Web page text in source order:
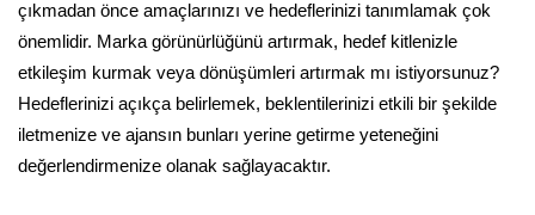
çıkmadan önce amaçlarınızı ve hedeflerinizi tanımlamak çok
önemlidir. Marka görünürlüğünü artırmak, hedef kitlenizle
etkileşim kurmak veya dönüşümleri artırmak mı istiyorsunuz?
Hedeflerinizi açıkça belirlemek, beklentilerinizi etkili bir şekilde
iletmenize ve ajansın bunları yerine getirme yeteneğini
değerlendirmenize olanak sağlayacaktır.